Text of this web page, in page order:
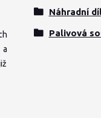
Náhradní
Palivová